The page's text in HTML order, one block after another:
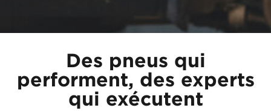
Des pneus qui
performent, des experts
qui exécutent